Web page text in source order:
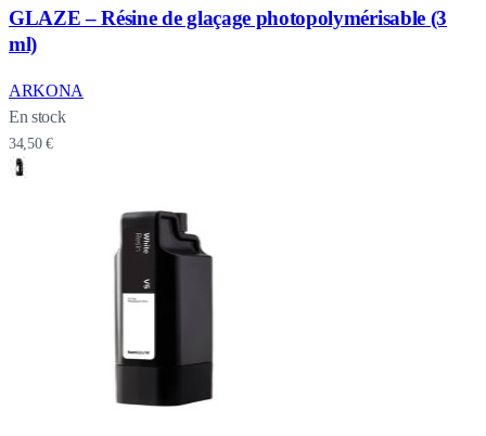
GLAZE – Résine de glaçage photopolymérisable (3
ml)
ARKONA
En stock
34,50 €